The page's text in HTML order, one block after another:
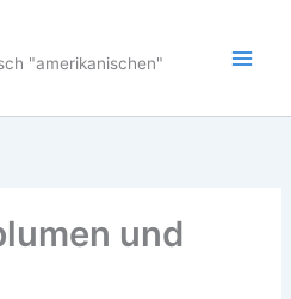
"amerikanischen"
und